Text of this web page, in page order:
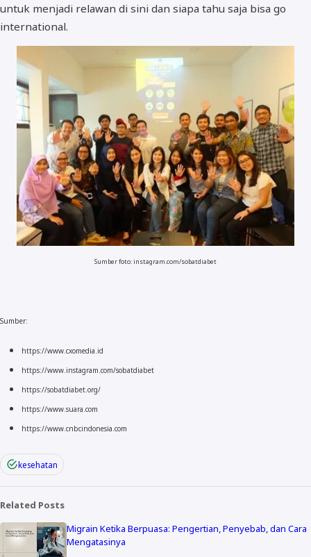
untuk menjadi relawan di sini dan siapa tahu saja bisa go
international.
Sumber foto: instagram.com/sobatdiabet
Sumber:
https://www.cxomedia.id
https://www.instagram.com/sobatdiabet
https://sobatdiabet.org/
https://www.suara.com
https://www.cnbcindonesia.com
kesehatan
Related Posts
Migrain Ketika Berpuasa: Pengertian, Penyebab, dan Cara
Mengatasinya